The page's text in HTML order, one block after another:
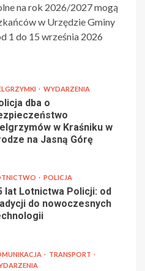
na rok 2026/2027 mogą
w Urzędzie Gminy
1 do 15 września 2026
WYDARZENIA
dba o
w Kraśniku w
na Jasną Górę
POLICJA
lat Lotnictwa Policji: od
do nowoczesnych
TRANSPORT